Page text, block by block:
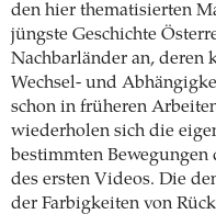
den hier thematisierten
jüngste Geschichte
Nachbarländer an,
Wechsel- und
schon in früheren
wiederholen sich die
bestimmten
des ersten Videos. Die
der Farbigkeiten von